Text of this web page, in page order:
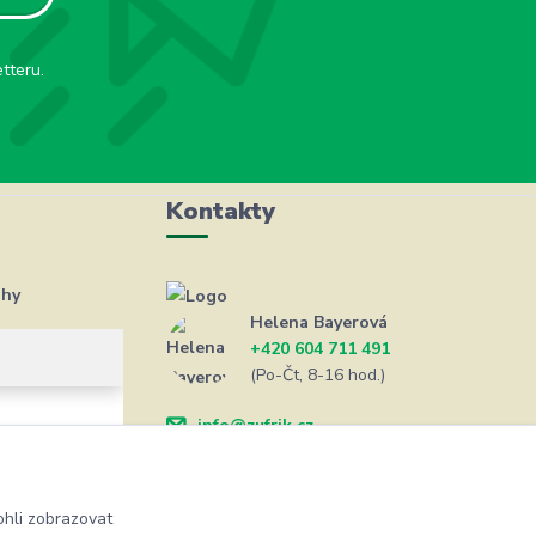
Kontakty
Helena Bayerová
+420 604 711 491
(Po-Čt, 8-16 hod.)
info@zufrik.cz
zobrazovat